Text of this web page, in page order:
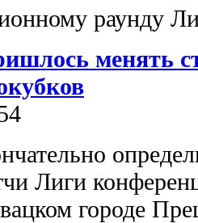
раунду
менять
Лиги
городе